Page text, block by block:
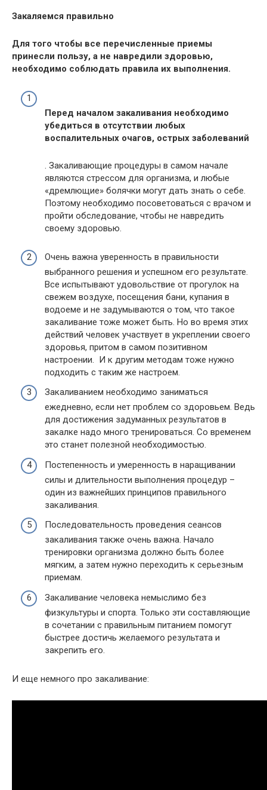
Закаляемся правильно
Для того чтобы все перечисленные приемы
принесли пользу, а не навредили здоровью,
необходимо соблюдать правила их выполнения.
Перед началом закаливания необходимо
убедиться в отсутствии любых
воспалительных очагов, острых заболеваний
. Закаливающие процедуры в самом начале
являются стрессом для организма, и любые
«дремлющие» болячки могут дать знать о себе.
Поэтому необходимо посоветоваться с врачом и
пройти обследование, чтобы не навредить
своему здоровью.
Очень важна уверенность в правильности
выбранного решения и успешном его результате.
Все испытывают удовольствие от прогулок на
свежем воздухе, посещения бани, купания в
водоеме и не задумываются о том, что такое
закаливание тоже может быть. Но во время этих
действий человек участвует в укреплении своего
здоровья, притом в самом позитивном
настроении. И к другим методам тоже нужно
подходить с таким же настроем.
Закаливанием необходимо заниматься
ежедневно, если нет проблем со здоровьем. Ведь
для достижения задуманных результатов в
закалке надо много тренироваться. Со временем
это станет полезной необходимостью.
Постепенность и умеренность в наращивании
силы и длительности выполнения процедур –
один из важнейших принципов правильного
закаливания.
Последовательность проведения сеансов
закаливания также очень важна. Начало
тренировки организма должно быть более
мягким, а затем нужно переходить к серьезным
приемам.
Закаливание человека немыслимо без
физкультуры и спорта. Только эти составляющие
в сочетании с правильным питанием помогут
быстрее достичь желаемого результата и
закрепить его.
И еще немного про закаливание: